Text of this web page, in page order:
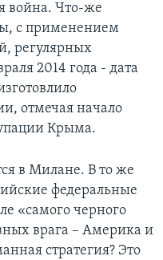
война. Что-же
с применением
регулярных
2014 года - дата
отмечая начало
Крыма.
в Милане. В то же
федеральные
«самого черного
врага – Америка и
стратегия? Это